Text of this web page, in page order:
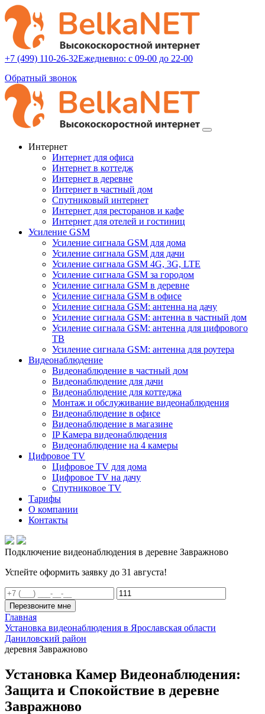
+7 (499) 110-26-32Ежедневно: с 09-00 до 22-00
Обратный звонок
Интернет
Интернет для офиса
Интернет в коттедж
Интернет в деревне
Интернет в частный дом
Спутниковый интернет
Интернет для ресторанов и кафе
Интернет для отелей и гостиниц
Усиление GSM
Усиление сигнала GSM для дома
Усиление сигнала GSM для дачи
Усиление сигнала GSM 4G, 3G, LTE
Усиление сигнала GSM за городом
Усиление сигнала GSM в деревне
Усиление сигнала GSM в офисе
Усиление сигнала GSM: антенна на дачу
Усиление сигнала GSM: антенна в частный дом
Усиление сигнала GSM: антенна для цифрового
ТВ
Усиление сигнала GSM: антенна для роутера
Видеонаблюдение
Видеонаблюдение в частный дом
Видеонаблюдение для дачи
Видеонаблюдение для коттеджа
Монтаж и обслуживание видеонаблюдения
Видеонаблюдение в офисе
Видеонаблюдение в магазине
IP Камера видеонаблюдения
Видеонаблюдение на 4 камеры
Цифровое TV
Цифровое TV для дома
Цифровое TV на дачу
Спутниковое TV
Тарифы
О компании
Контакты
Подключение видеонаблюдения в деревне Завражново
Успейте оформить заявку до 31 августа!
Перезвоните мне
Главная
Установка видеонаблюдения в Ярославская области
Даниловский район
деревня Завражново
Установка Камер Видеонаблюдения:
Защита и Спокойствие в деревне
Завражново